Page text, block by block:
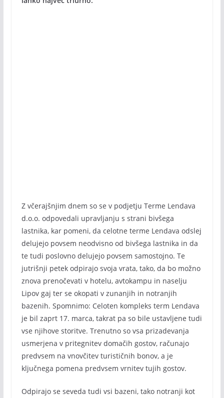
Z včerajšnjim dnem so se v podjetju Terme Lendava
d.o.o. odpovedali upravljanju s strani bivšega
lastnika, kar pomeni, da celotne terme Lendava odslej
delujejo povsem neodvisno od bivšega lastnika in da
te tudi poslovno delujejo povsem samostojno. Te
jutrišnji petek odpirajo svoja vrata, tako, da bo možno
znova prenočevati v hotelu, avtokampu in naselju
Lipov gaj ter se okopati v zunanjih in notranjih
bazenih. Spomnimo: Celoten kompleks term Lendava
je bil zaprt 17. marca, takrat pa so bile ustavljene tudi
vse njihove storitve. Trenutno so vsa prizadevanja
usmerjena v pritegnitev domačih gostov, računajo
predvsem na vnovčitev turističnih bonov, a je
ključnega pomena predvsem vrnitev tujih gostov.
Odpirajo se seveda tudi vsi bazeni, tako notranji kot